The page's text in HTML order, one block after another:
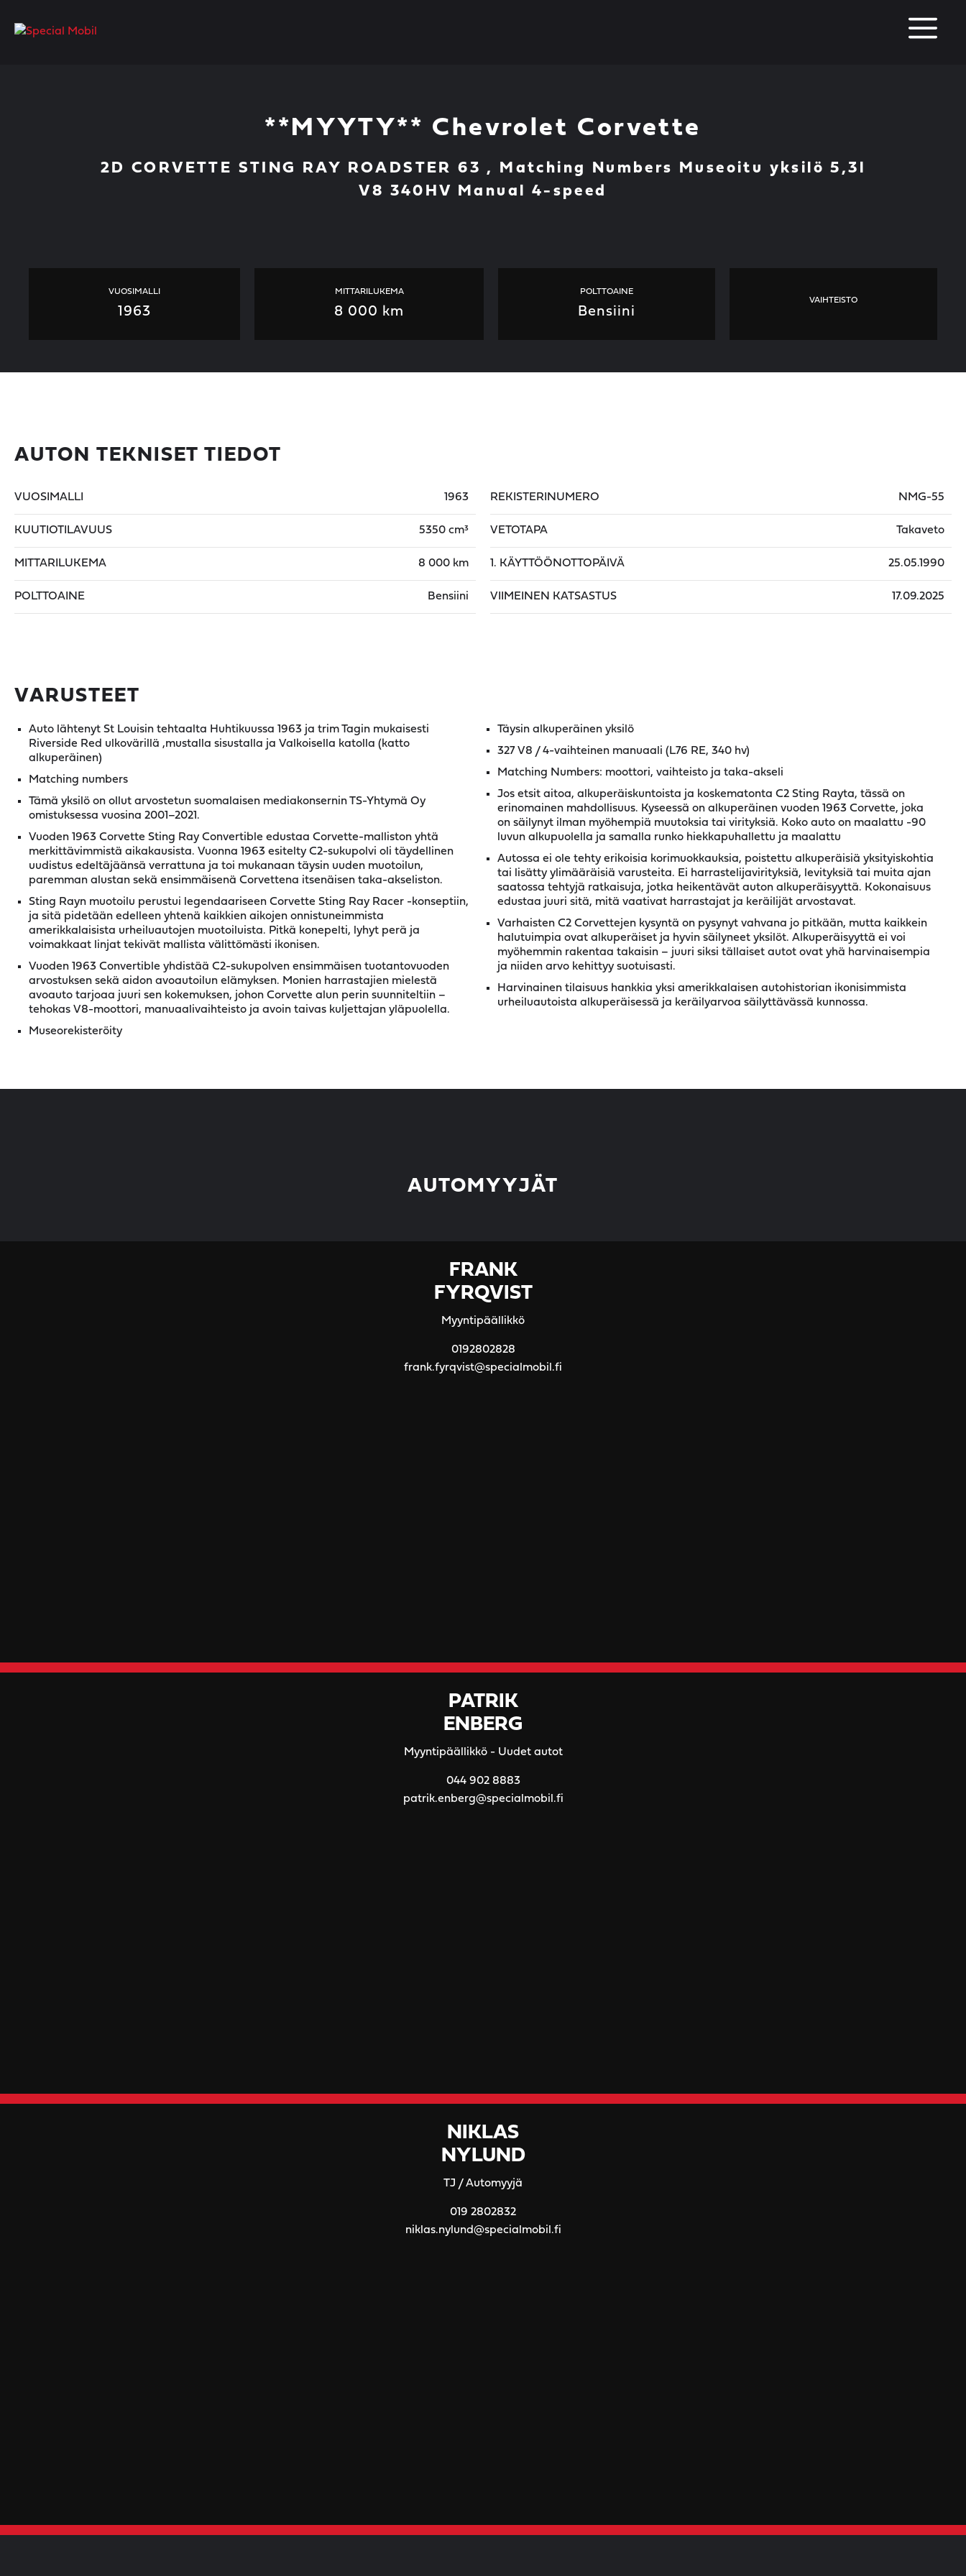
**MYYTY** Chevrolet Corvette
2D CORVETTE STING RAY ROADSTER 63 , Matching Numbers Museoitu yksilö 5,3l
V8 340HV Manual 4-speed
VUOSIMALLI
1963
MITTARILUKEMA
8 000 km
POLTTOAINE
Bensiini
VAIHTEISTO
AUTON TEKNISET TIEDOT
VUOSIMALLI 1963
KUUTIOTILAVUUS 5350 cm³
MITTARILUKEMA 8 000 km
POLTTOAINE Bensiini
REKISTERINUMERO NMG-55
VETOTAPA Takaveto
1. KÄYTTÖÖNOTTOPÄIVÄ 25.05.1990
VIIMEINEN KATSASTUS 17.09.2025
VARUSTEET
Auto lähtenyt St Louisin tehtaalta Huhtikuussa 1963 ja trim Tagin mukaisesti
Riverside Red ulkovärillä ,mustalla sisustalla ja Valkoisella katolla (katto
alkuperäinen)
Matching numbers
Tämä yksilö on ollut arvostetun suomalaisen mediakonsernin TS-Yhtymä Oy
omistuksessa vuosina 2001–2021.
Vuoden 1963 Corvette Sting Ray Convertible edustaa Corvette-malliston yhtä
merkittävimmistä aikakausista. Vuonna 1963 esitelty C2-sukupolvi oli täydellinen
uudistus edeltäjäänsä verrattuna ja toi mukanaan täysin uuden muotoilun,
paremman alustan sekä ensimmäisenä Corvettena itsenäisen taka-akseliston.
Sting Rayn muotoilu perustui legendaariseen Corvette Sting Ray Racer -konseptiin,
ja sitä pidetään edelleen yhtenä kaikkien aikojen onnistuneimmista
amerikkalaisista urheiluautojen muotoiluista. Pitkä konepelti, lyhyt perä ja
voimakkaat linjat tekivät mallista välittömästi ikonisen.
Vuoden 1963 Convertible yhdistää C2-sukupolven ensimmäisen tuotantovuoden
arvostuksen sekä aidon avoautoilun elämyksen. Monien harrastajien mielestä
avoauto tarjoaa juuri sen kokemuksen, johon Corvette alun perin suunniteltiin –
tehokas V8-moottori, manuaalivaihteisto ja avoin taivas kuljettajan yläpuolella.
Museorekisteröity
Täysin alkuperäinen yksilö
327 V8 / 4-vaihteinen manuaali (L76 RE, 340 hv)
Matching Numbers: moottori, vaihteisto ja taka-akseli
Jos etsit aitoa, alkuperäiskuntoista ja koskematonta C2 Sting Rayta, tässä on
erinomainen mahdollisuus. Kyseessä on alkuperäinen vuoden 1963 Corvette, joka
on säilynyt ilman myöhempiä muutoksia tai virityksiä. Koko auto on maalattu -90
luvun alkupuolella ja samalla runko hiekkapuhallettu ja maalattu
Autossa ei ole tehty erikoisia korimuokkauksia, poistettu alkuperäisiä yksityiskohtia
tai lisätty ylimääräisiä varusteita. Ei harrastelijavirityksiä, levityksiä tai muita ajan
saatossa tehtyjä ratkaisuja, jotka heikentävät auton alkuperäisyyttä. Kokonaisuus
edustaa juuri sitä, mitä vaativat harrastajat ja keräilijät arvostavat.
Varhaisten C2 Corvettejen kysyntä on pysynyt vahvana jo pitkään, mutta kaikkein
halutuimpia ovat alkuperäiset ja hyvin säilyneet yksilöt. Alkuperäisyyttä ei voi
myöhemmin rakentaa takaisin – juuri siksi tällaiset autot ovat yhä harvinaisempia
ja niiden arvo kehittyy suotuisasti.
Harvinainen tilaisuus hankkia yksi amerikkalaisen autohistorian ikonisimmista
urheiluautoista alkuperäisessä ja keräilyarvoa säilyttävässä kunnossa.
AUTOMYYJÄT
FRANK
FYRQVIST
Myyntipäällikkö
0192802828
frank.fyrqvist@specialmobil.fi
PATRIK
ENBERG
Myyntipäällikkö - Uudet autot
044 902 8883
patrik.enberg@specialmobil.fi
NIKLAS
NYLUND
TJ / Automyyjä
019 2802832
niklas.nylund@specialmobil.fi